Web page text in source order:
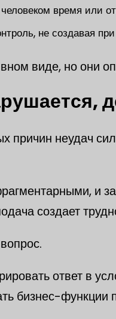
время или
не создавая
виде, но они
причин неудач
и
создает
ответ в
бизнес-